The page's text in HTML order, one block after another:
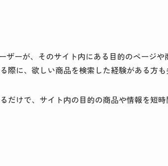
ザーが、そのサイト内にある目的のページや
際に、欲しい商品を検索した経験がある方も
だけで、サイト内の目的の商品や情報を短